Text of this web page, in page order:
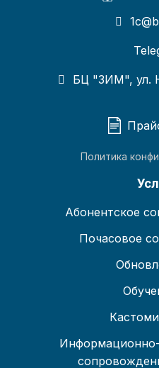
БЦ "ЗИМ", ул.
Политика
Абонентское
Почасовое
Информационно-